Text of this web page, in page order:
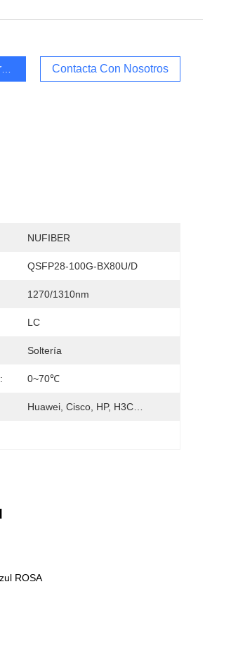
Contacta Con Nosotros
NUFIBER
QSFP28-100G-BX80U/D
1270/1310nm
LC
Soltería
0~70℃
Huawei, Cisco, HP, H3C…
ROSA